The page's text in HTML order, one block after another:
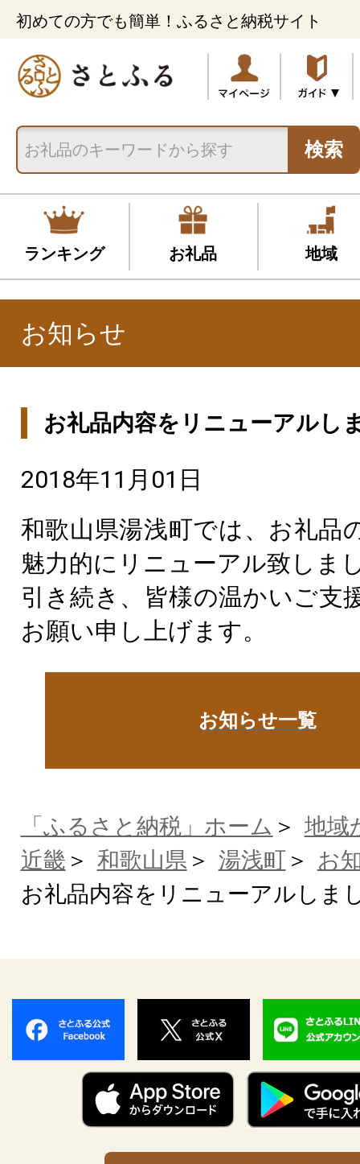
初めての方でも簡単！ふるさと納税サイト
検索
ランキング お礼品 地域
お知らせ
お礼品内容をリニューアルし
2018年11月01日
和歌山県湯浅町では、お礼品
魅力的にリニューアル致しま
引き続き、皆様の温かいご支
お願い申し上げます。
お知らせ一覧
「ふるさと納税」ホーム
地域
近畿
和歌山県 湯浅町
お
お礼品内容をリニューアルしま